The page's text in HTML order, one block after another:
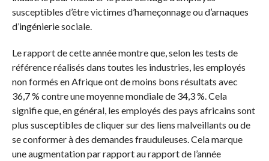
susceptibles d’être victimes d’hameçonnage ou d’arnaques
d’ingénierie sociale.
Le rapport de cette année montre que, selon les tests de
référence réalisés dans toutes les industries, les employés
non formés en Afrique ont de moins bons résultats avec
36,7 % contre une moyenne mondiale de 34,3 %. Cela
signifie que, en général, les employés des pays africains sont
plus susceptibles de cliquer sur des liens malveillants ou de
se conformer à des demandes frauduleuses. Cela marque
une augmentation par rapport au rapport de l’année